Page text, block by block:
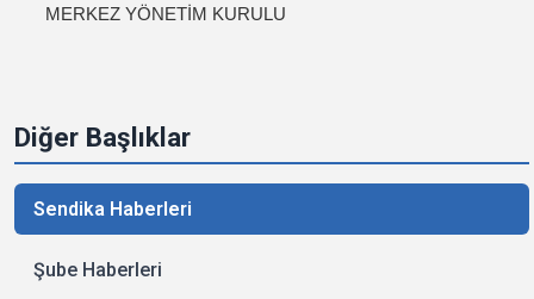
Diğer Başlıklar
Sendika Haberleri
Şube Haberleri
MERKEZ YÖNETİM KURULU